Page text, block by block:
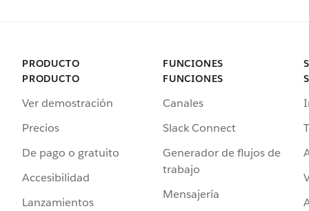
PRODUCTO
PRODUCTO
Ver demostración
Precios
De pago o gratuito
Accesibilidad
Lanzamientos
FUNCIONES
FUNCIONES
Canales
Slack Connect
Generador de flujos de
trabajo
Mensajería